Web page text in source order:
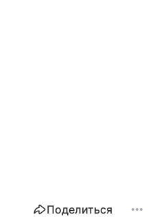
Поделиться